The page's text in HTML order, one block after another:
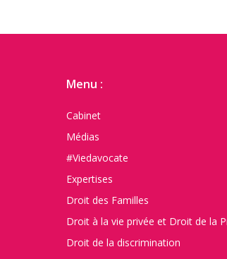
Menu :
Cabinet
Médias
#Viedavocate
Expertises
Droit des Familles
Droit à la vie privée et Droit de la
Droit de la discrimination